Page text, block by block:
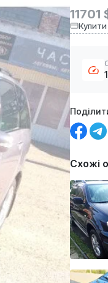
11701
Купити
Схожі